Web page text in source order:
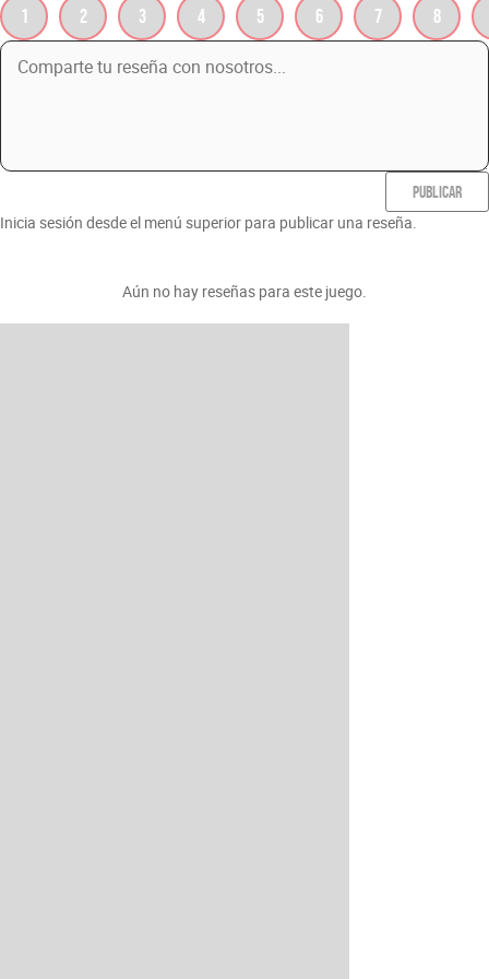
1 2 3 4 5 6 7 8
PUBLICAR
Inicia sesión desde el menú superior para publicar una reseña.
Aún no hay reseñas para este juego.